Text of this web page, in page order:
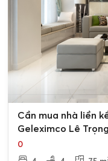
Cần mua nhà liền
Geleximco Lê
biệt thự
0